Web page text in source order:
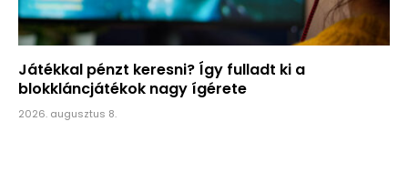
Játékkal pénzt keresni? Így fulladt ki a
blokkláncjátékok nagy ígérete
2026. augusztus 8.